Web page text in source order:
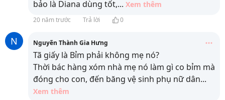
bảo là Diana dùng tốt,... Xem thêm
20 năm trước Trả lời 0
N Nguyẽn Thành Gia Hưng
Tã giấy là Bỉm phải không mẹ nó?
Thời bác hàng xóm nhà mẹ nó làm gì co bỉm mà
đóng cho con, đến băng vệ sinh phụ nữ dân...
Xem thêm